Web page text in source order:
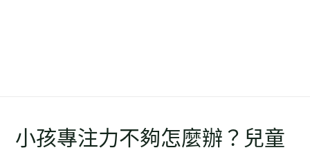
小孩專注力不夠怎麼辦？兒童